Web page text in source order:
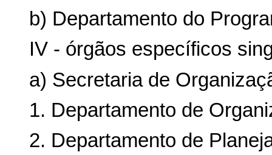
b) Departamento do
IV - órgãos específicos
a) Secretaria de
1. Departamento de
2. Departamento de